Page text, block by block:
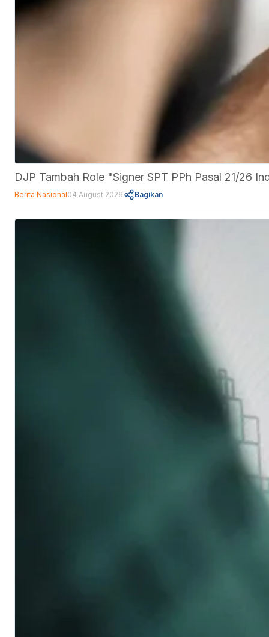
DJP Tambah Role "Signer SPT PPh Pasal 21/26
Berita Nasional04 August 2026 Bagikan